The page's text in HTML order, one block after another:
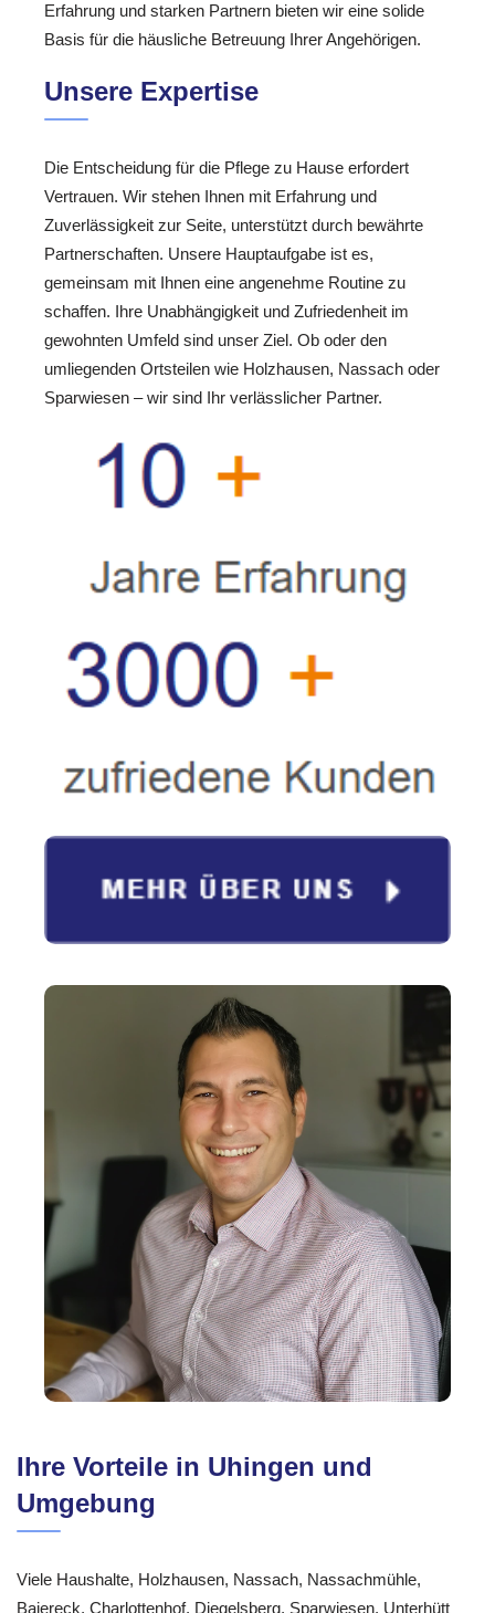
Erfahrung und starken Partnern bieten wir eine solide
Basis für die häusliche Betreuung Ihrer Angehörigen.
Unsere Expertise
Die Entscheidung für die Pflege zu Hause erfordert
Vertrauen. Wir stehen Ihnen mit Erfahrung und
Zuverlässigkeit zur Seite, unterstützt durch bewährte
Partnerschaften. Unsere Hauptaufgabe ist es,
gemeinsam mit Ihnen eine angenehme Routine zu
schaffen. Ihre Unabhängigkeit und Zufriedenheit im
gewohnten Umfeld sind unser Ziel. Ob oder den
umliegenden Ortsteilen wie Holzhausen, Nassach oder
Sparwiesen – wir sind Ihr verlässlicher Partner.
Ihre Vorteile in Uhingen und
Umgebung
Viele Haushalte, Holzhausen, Nassach, Nassachmühle,
Baiereck, Charlottenhof, Diegelsberg, Sparwiesen, Unterhütt